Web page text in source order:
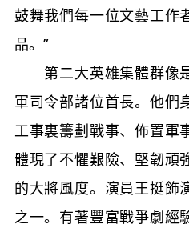
鼓舞我們每一位文藝工作
品。”
第二大英雄集體群像
軍司令部諸位首長。他們
工事裏籌劃戰事、佈置軍
體現了不懼艱險、堅韌頑
的大將風度。演員王挺飾
之一。有著豐富戰爭劇經